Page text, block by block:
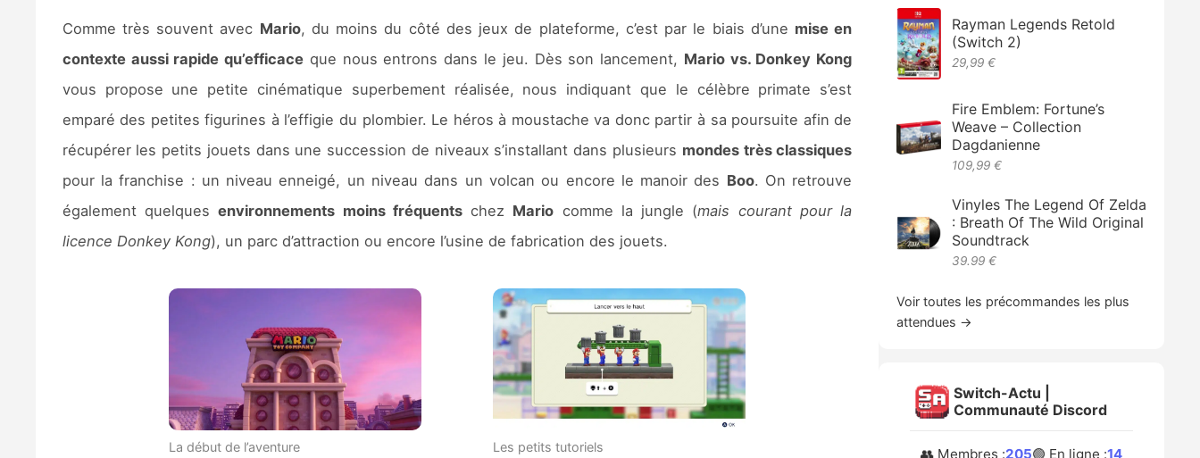
Comme très souvent avec Mario, du moins du côté des jeux de plateforme, c’est par le biais d’une mise en
contexte aussi rapide qu’efficace que nous entrons dans le jeu. Dès son lancement, Mario vs. Donkey Kong
vous propose une petite cinématique superbement réalisée, nous indiquant que le célèbre primate s’est
emparé des petites figurines à l’effigie du plombier. Le héros à moustache va donc partir à sa poursuite afin de
récupérer les petits jouets dans une succession de niveaux s’installant dans plusieurs mondes très classiques
pour la franchise : un niveau enneigé, un niveau dans un volcan ou encore le manoir des Boo. On retrouve
également quelquesenvironnements moins fréquentschez Mario comme la jungle (mais courant pour la
licence Donkey Kong), un parc d’attraction ou encore l’usine de fabrication des jouets.
La début de l’aventure Les petits tutoriels
Rayman Legends Retold
(Switch 2)
29,99 €
Fire Emblem: Fortune’s
Weave – Collection
Dagdanienne
109,99 €
Vinyles The Legend Of Zelda
: Breath Of The Wild Original
Soundtrack
39.99 €
Voir toutes les précommandes les plus
attendues →
Switch-Actu |
Communauté Discord
👥 Membres :205🟢 En ligne :14